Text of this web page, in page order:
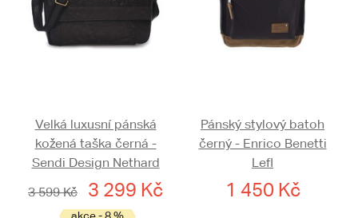
Velká luxusní pánská
kožená taška černá -
Sendi Design Nethard
3 599 Kč
3 299 Kč
Pánský stylový batoh
černý - Enrico Benetti
Lefl
1 450 Kč